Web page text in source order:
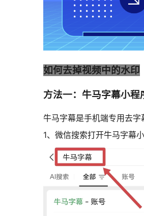
如何去掉视频中的水印
方法一：牛马字幕小程
牛马字幕是手机端专用去
1、微信搜索打开牛马字幕小